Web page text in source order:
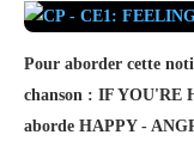
Pour aborder cette
chanson : IF YOU'RE
aborde HAPPY -